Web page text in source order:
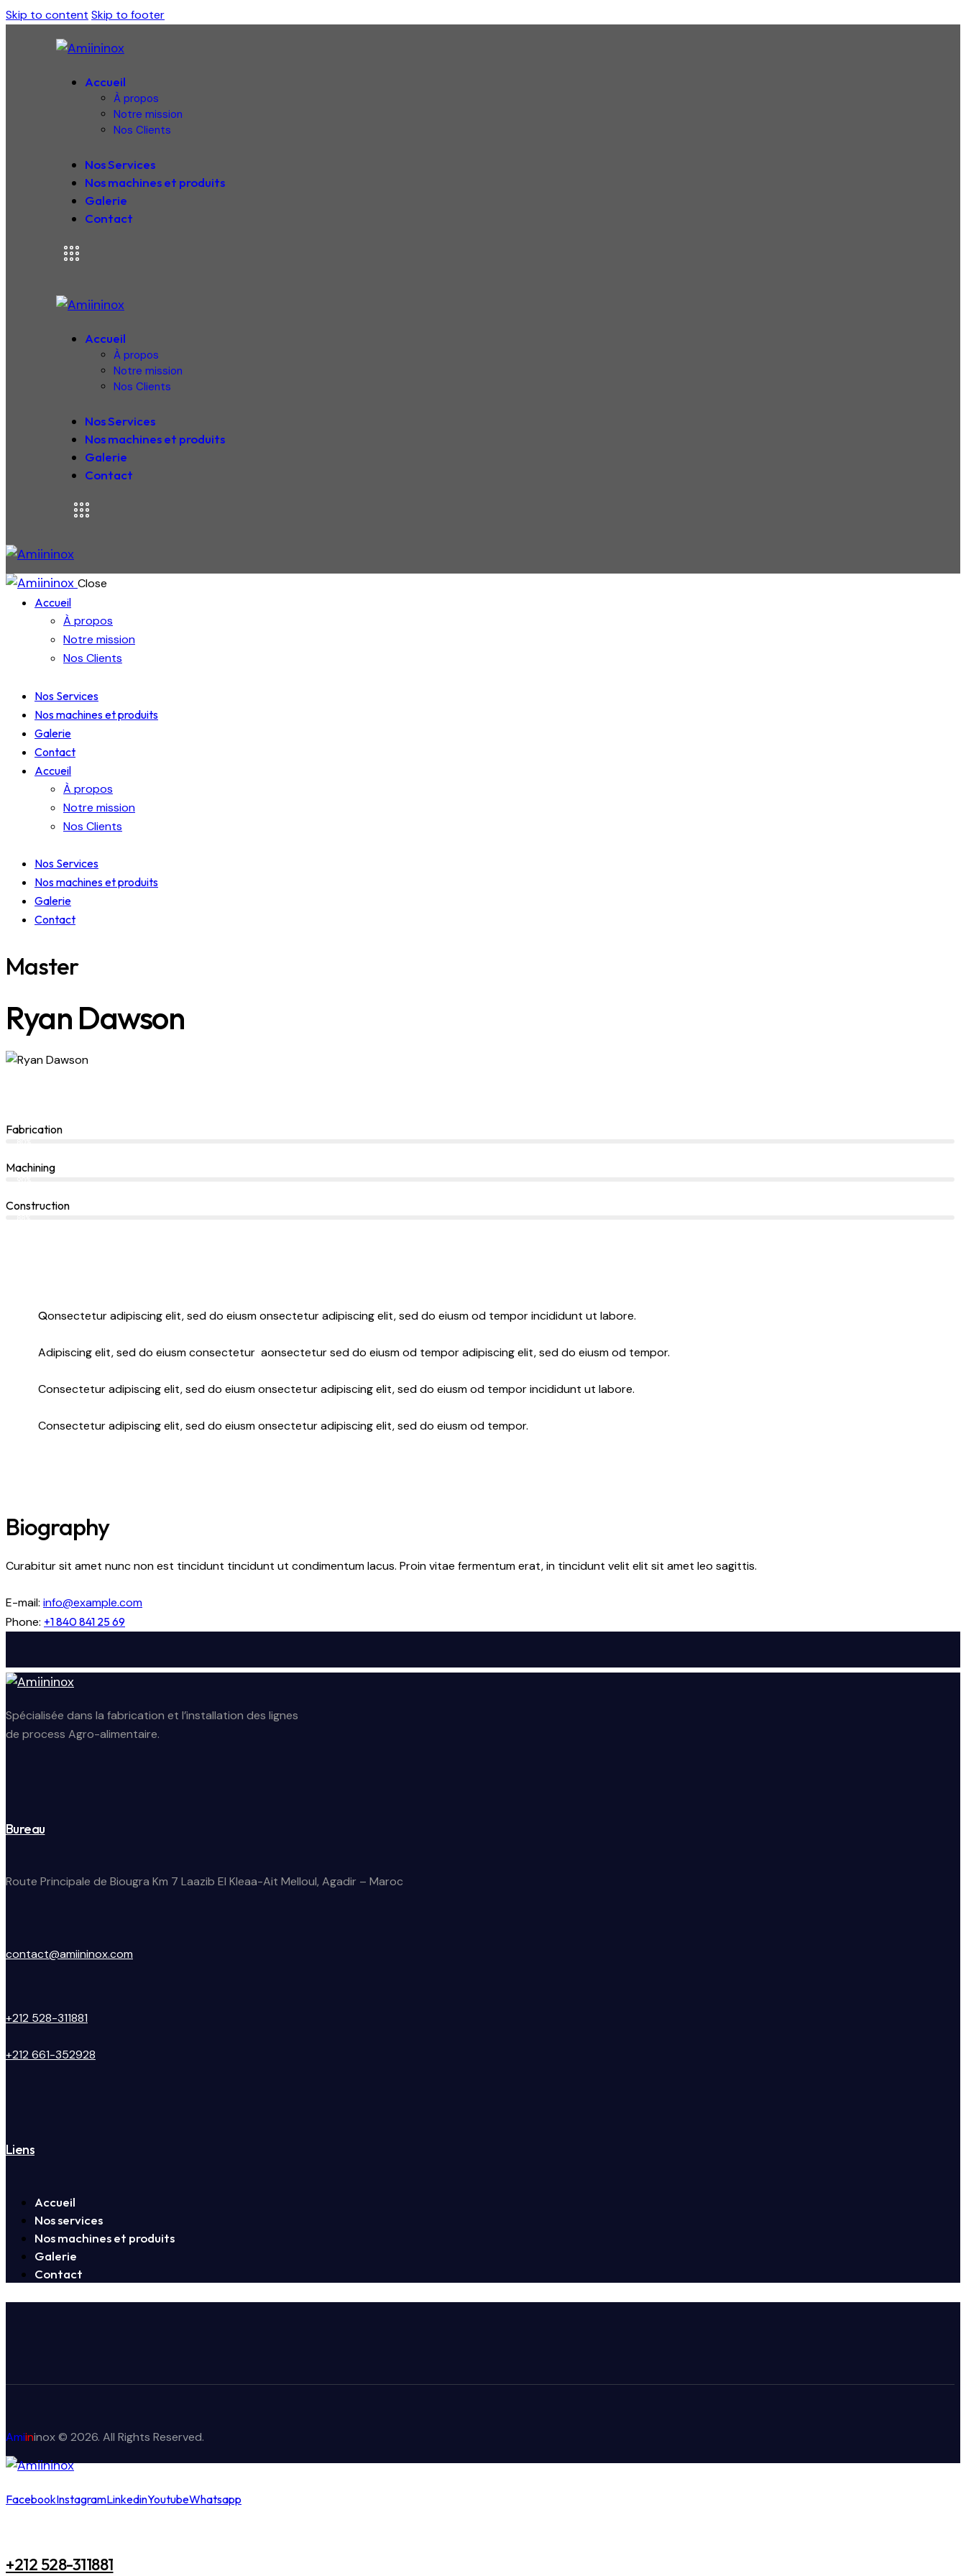
Skip to content Skip to footer
Accueil
À propos
Notre mission
Nos Clients
Nos Services
Nos machines et produits
Galerie
Contact
Accueil
À propos
Notre mission
Nos Clients
Nos Services
Nos machines et produits
Galerie
Contact
Close
Accueil
À propos
Notre mission
Nos Clients
Nos Services
Nos machines et produits
Galerie
Contact
Accueil
À propos
Notre mission
Nos Clients
Nos Services
Nos machines et produits
Galerie
Contact
Master
Ryan Dawson
Fabrication
Machining
Construction
Qonsectetur adipiscing elit, sed do eiusm onsectetur adipiscing elit, sed do eiusm od tempor incididunt ut labore.
Adipiscing elit, sed do eiusm consectetur aonsectetur sed do eiusm od tempor adipiscing elit, sed do eiusm od tempor.
Consectetur adipiscing elit, sed do eiusm onsectetur adipiscing elit, sed do eiusm od tempor incididunt ut labore.
Consectetur adipiscing elit, sed do eiusm onsectetur adipiscing elit, sed do eiusm od tempor.
Biography
Curabitur sit amet nunc non est tincidunt tincidunt ut condimentum lacus. Proin vitae fermentum erat, in tincidunt velit elit sit amet leo sagittis.
E-mail: info@example.com
Phone: +1 840 841 25 69
Spécialisée dans la fabrication et l’installation des lignes
de process Agro-alimentaire.
Bureau
Route Principale de Biougra Km 7 Laazib El Kleaa-Ait Melloul, Agadir – Maroc
contact@amiininox.com
+212 528-311881
+212 661-352928
Liens
Accueil
Nos services
Nos machines et produits
Galerie
Contact
Amiininox© 2026. All Rights Reserved.
FacebookInstagramLinkedinYoutubeWhatsapp
+212 528-311881